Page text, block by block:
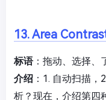
13. Area
标语：拖动、选择、
介绍 ：1. 自动扫描
析？现在，介绍第四